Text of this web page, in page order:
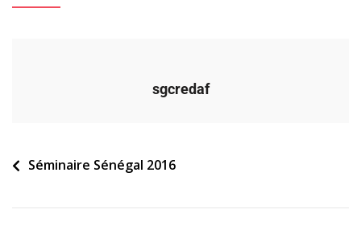
sgcredaf
Navigation
l’article
Séminaire Sénégal 2016